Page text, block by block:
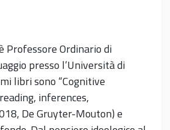
Professore Ordinario di
presso l’Università di
libri sono “Cognitive
inferences,
De Gruyter-Mouton) e